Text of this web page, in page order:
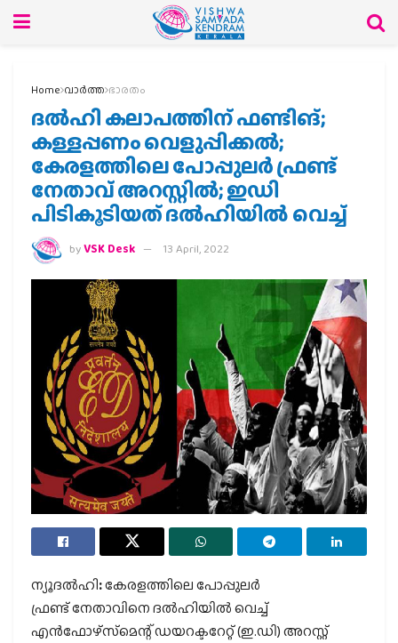
Home വാര്‍ത്ത ഭാരതം
ദല്‍ഹി കലാപത്തിന് ഫണ്ടിങ്;
കള്ളപ്പണം വെളുപ്പിക്കല്‍;
കേരളത്തിലെ പോപ്പുലര്‍ ഫ്രണ്ട്‍
നേതാവ് അറസ്റ്റില്‍; ഇഡി‍‍
പിടികൂടിയത് ദല്‍ഹിയില്‍ വെച്ച്
byVSK Desk 13 April, 2022
ന്യൂദല്‍ഹി:കേരളത്തിലെ പോപ്പുലര്‍
ഫ്രണ്ട് നേതാവിനെ ദല്‍ഹിയില്‍ വെച്ച്
എന്‍ഫോഴ്‌സ്‌മെന്റ് ഡയറക്ടറേറ്റ് (ഇ.ഡി) അറസ്റ്റ്